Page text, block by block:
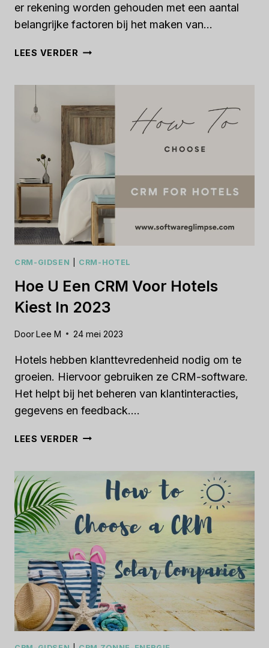
er rekening worden gehouden met een aantal
belangrijke factoren bij het maken van...
LEES VERDER HOE
CRM
VOOR
LINKEDIN
KIEST
CRM-GIDSEN CRM-HOTEL
Hoe U Een CRM Voor Hotels
Kiest In 2023
DoorLee M 24 mei 2023
Hotels hebben klanttevredenheid nodig om te
groeien. Hiervoor gebruiken ze CRM-software.
Het helpt bij het beheren van klantinteracties,
gegevens en feedback….
LEES VERDER HOE
VOOR
KIEST
IN
2023